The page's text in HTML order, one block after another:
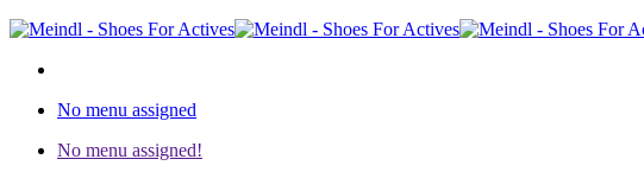
No menu assigned
No menu assigned!